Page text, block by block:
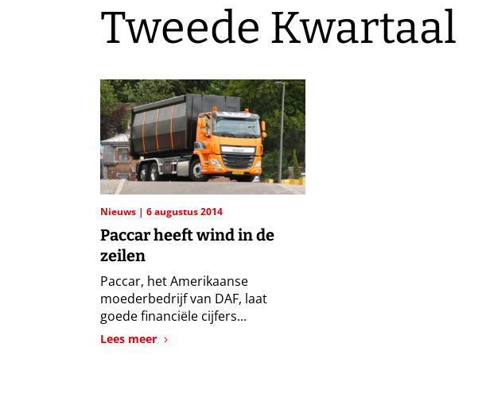
Tweede Kwartaal
Nieuws 6 augustus 2014
Paccar heeft wind in de
zeilen
Paccar, het Amerikaanse
moederbedrijf van DAF, laat
goede financiële cijfers...
Lees meer